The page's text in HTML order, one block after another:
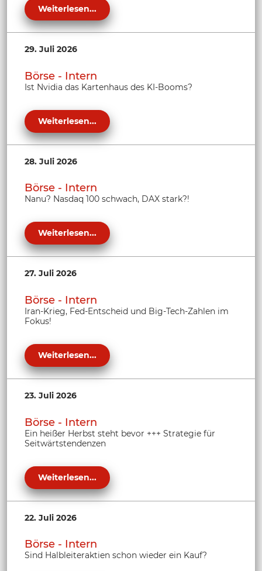
Weiterlesen...
29. Juli 2026
Börse - Intern
Ist Nvidia das Kartenhaus des KI-Booms?
Weiterlesen...
28. Juli 2026
Börse - Intern
Nanu? Nasdaq 100 schwach, DAX stark?!
Weiterlesen...
27. Juli 2026
Börse - Intern
Iran-Krieg, Fed-Entscheid und Big-Tech-Zahlen im
Fokus!
Weiterlesen...
23. Juli 2026
Börse - Intern
Ein heißer Herbst steht bevor +++ Strategie für
Seitwärtstendenzen
Weiterlesen...
22. Juli 2026
Börse - Intern
Sind Halbleiteraktien schon wieder ein Kauf?